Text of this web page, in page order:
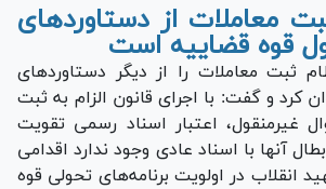
معاملات از دستاوردهای
قوه قضاییه است
ثبت معاملات را از دیگر دستاورد‌های
کرد و گفت: با اجرای قانون الزام به ثبت
غیرمنقول، اعتبار اسناد رسمی تقویت
آنها با اسناد عادی وجود ندارد اقدامی
انقلاب در اولویت برنامه‌های تحولی قوه